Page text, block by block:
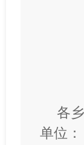
各
单位：